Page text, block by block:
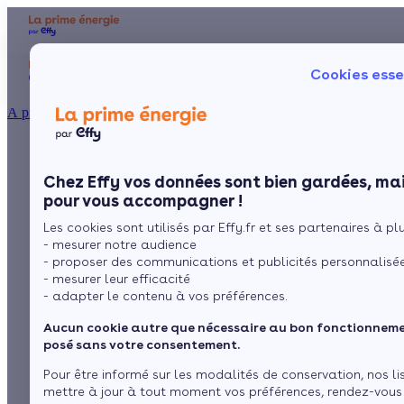
Cookies
Chez Effy vos données sont bien gardées,
pour vous accompagner !
Les cookies sont utilisés par Effy.fr et ses partenaires à
- mesurer notre audience
- proposer des communications et publicités
- mesurer leur efficacité
- adapter le contenu à vos préférences.
Aucun cookie autre que nécessaire au bon
posé sans votre consentement.
Pour être informé sur les modalités de conservation, nos
mettre à jour à tout moment vos préférences, rendez-
À propos
Le concept
Comment l'obtenir ?
Chauffage
Poêle à
Quelles sont les
étapes du
branchement des
panneaux solaires ?
parClaire Dubas 10 min de lecture